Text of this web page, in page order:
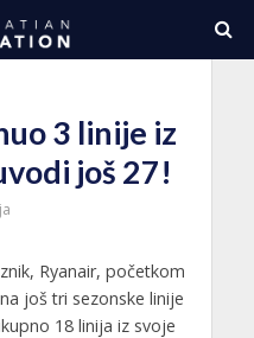
3 linije iz
još 27!
Ryanair, početkom
još tri sezonske linije
18 linija iz svoje